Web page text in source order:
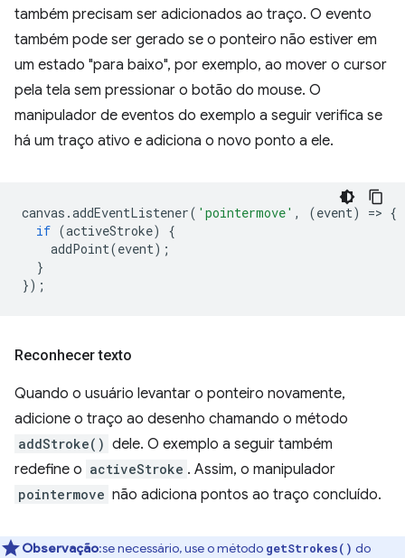
também precisam ser adicionados ao traço. O evento
também pode ser gerado se o ponteiro não estiver em
um estado "para baixo", por exemplo, ao mover o cursor
pela tela sem pressionar o botão do mouse. O
manipulador de eventos do exemplo a seguir verifica se
há um traço ativo e adiciona o novo ponto a ele.
canvas .addEventListener( 'pointermove' , (event) => {
if (activeStroke)
{
addPoint(event);
}
});
Reconhecer texto
Quando o usuário levantar o ponteiro novamente,
adicione o traço ao desenho chamando o método
addStroke() dele. O exemplo a seguir também
redefine o activeStroke . Assim, o manipulador
pointermove não adiciona pontos ao traço concluído.
Observação:se necessário, use o método getStrokes() do